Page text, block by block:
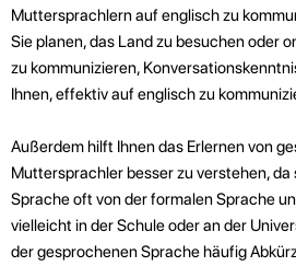
Muttersprachlern auf englisch zu
Sie planen, das Land zu besuchen oder
zu kommunizieren,
Ihnen, effektiv auf englisch zu
Außerdem hilft Ihnen das Erlernen von
Muttersprachler besser zu verstehen,
Sprache oft von der formalen Sprache
vielleicht in der Schule oder an der
der gesprochenen Sprache häufig